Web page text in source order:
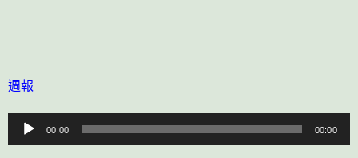
週報
訊
00:00 00:00